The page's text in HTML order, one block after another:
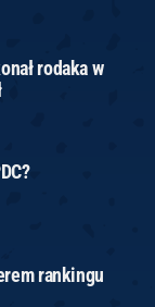
rodaka w
rankingu